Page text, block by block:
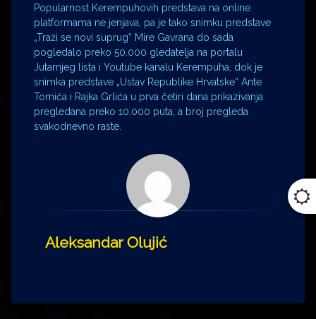
Popularnost Kerempuhovih predstava na online
platformama ne jenjava, pa je tako snimku predstave
„Traži se novi suprug“ Mire Gavrana do sada
pogledalo preko 50.000 gledatelja na portalu
Jutarnjeg lista i Youtube kanalu Kerempuha, dok je
snimka predstave „Ustav Republike Hrvatske“ Ante
Tomića i Rajka Grlića u prva četiri dana prikazivanja
pregledana preko 10.000 puta, a broj pregleda
svakodnevno raste.
Aleksandar Olujić